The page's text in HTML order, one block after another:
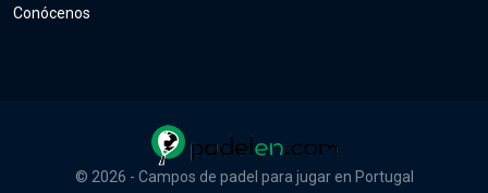
Conócenos
© 2026 - Campos de padel para jugar en Portugal